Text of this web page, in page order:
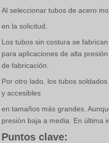
Al seleccionar tubos de acero
en la solicitud.
Los tubos sin costura se
para aplicaciones de alta
de fabricación.
Por otro lado, los tubos
y accesibles
en tamaños más grandes.
presión baja a media. En última
Puntos clave: